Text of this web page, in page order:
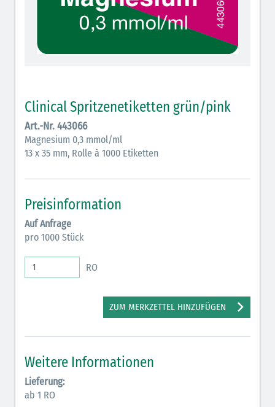
Opioid-Antagonisten (hellblau schraffiert)
Lokalanästhetika (grau)
Vasopressoren (hellviolett)
Anticholinergika (hellgrün)
Cholinergika (hellgrün schraffiert): DIVI 2012
Antikoagulantien (hellgrau/weiß mit schwarzem
Rahmen)
Koagulantien (hellgrau/weiß schwarz schraffierterm
Rahmen)
Bronchodilatatoren (blau-braun)
Elektrolyte (grün-pink)
Clinical Spritzenetiketten grün/pink
Art.-Nr. 443066
Magnesium 0,3 mmol/ml
13 x 35 mm, Rolle à 1000 Etiketten
Preisinformation
Auf Anfrage
pro 1000 Stück
RO
ZUM MERKZETTEL HINZUFÜGEN
Weitere Informationen
Lieferung:
ab 1 RO